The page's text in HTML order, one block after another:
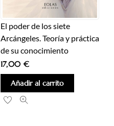
El poder de los siete
Arcángeles. Teoría y práctica
de su conocimiento
17,00 €
Añadir al carrito